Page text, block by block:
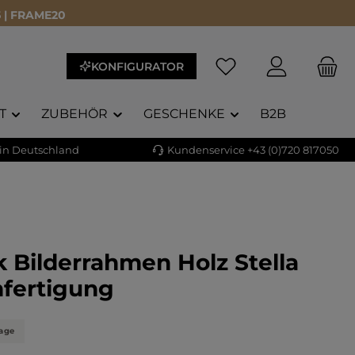
| FRAME20
KONFIGURATOR
ZUBEHÖR GESCHENKE B2B
Deutschland Kundenservice +43 (0)720 817050
Bilderrahmen Holz Stella